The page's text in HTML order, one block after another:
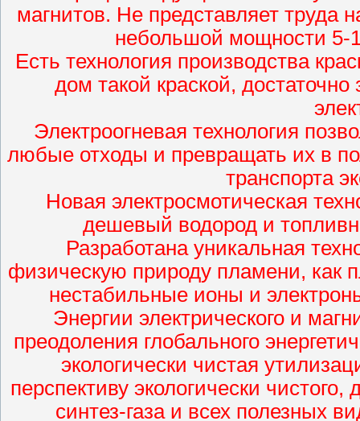
магнитов. Не представляет труда
небольшой мощности 5-
Есть технология производства
дом такой краской,
Электроогневая технология
любые отходы и превращать их в
транспорта
Новая электросмотическая
дешевый водород и
Разработана уникальная
физическую природу пламени, как
нестабильные ионы и
Энергии электрического и
преодоления глобального
экологически чистая
перспективу экологически
синтез-газа и всех полезных